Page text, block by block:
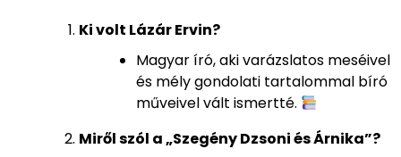
Ki volt Lázár Ervin?
Magyar író, aki varázslatos meséivel
és mély gondolati tartalommal bíró
műveivel vált ismertté.
Miről szól a „Szegény Dzsoni és Árnika”?